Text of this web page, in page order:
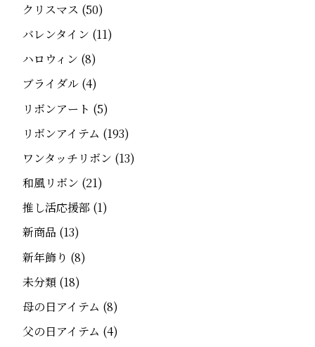
クリスマス (50)
バレンタイン (11)
ハロウィン (8)
ブライダル (4)
リボンアート (5)
リボンアイテム (193)
ワンタッチリボン (13)
和風リボン (21)
推し活応援部 (1)
新商品 (13)
新年飾り (8)
未分類 (18)
母の日アイテム (8)
父の日アイテム (4)